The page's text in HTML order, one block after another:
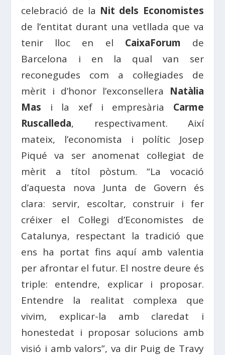
celebració de la Nit dels Economistes
de l’entitat durant una vetllada que va
tenir lloc en el CaixaForum de
Barcelona i en la qual van ser
reconegudes com a col·legiades de
mèrit i d’honor l’exconsellera Natàlia
Mas
i la xef i empresària Carme
Ruscalleda, respectivament. Així
mateix, l’economista i polític Josep
Piqué va ser anomenat col·legiat de
mèrit a títol pòstum. “La vocació
d’aquesta nova Junta de Govern és
clara: servir, escoltar, construir i fer
créixer el Col·legi d’Economistes de
Catalunya, respectant la tradició que
ens ha portat fins aquí amb valentia
per afrontar el futur. El nostre deure és
triple: entendre, explicar i proposar.
Entendre la realitat complexa que
vivim, explicar-la amb claredat i
honestedat i proposar solucions amb
visió i amb valors”, va dir Puig de Travy